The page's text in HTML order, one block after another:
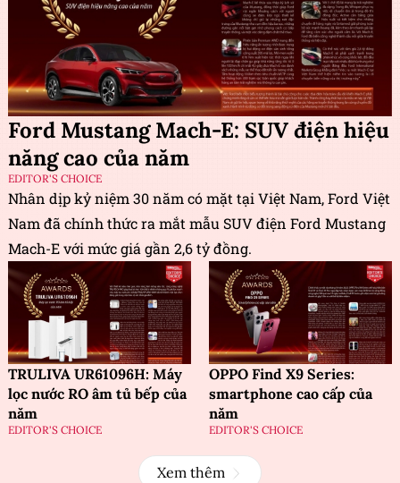
Ford Mustang Mach-E: SUV điện hiệu
năng cao của năm
EDITOR'S CHOICE
Nhân dịp kỷ niệm 30 năm có mặt tại Việt Nam, Ford Việt
Nam đã chính thức ra mắt mẫu SUV điện Ford Mustang
Mach-E với mức giá gần 2,6 tỷ đồng.
TRULIVA UR61096H: Máy
lọc nước RO âm tủ bếp của
năm
EDITOR'S CHOICE
OPPO Find X9 Series:
smartphone cao cấp của
năm
EDITOR'S CHOICE
Xem thêm